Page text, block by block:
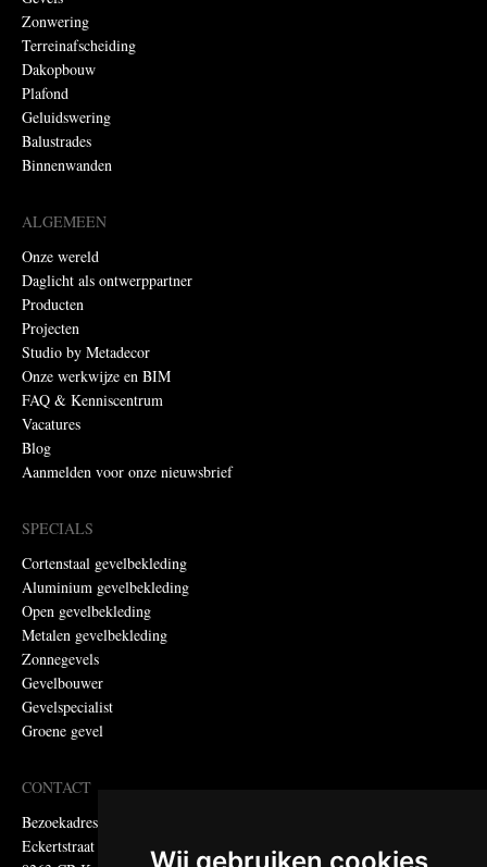
Zonwering
Terreinafscheiding
Dakopbouw
Plafond
Geluidswering
Balustrades
Binnenwanden
ALGEMEEN
Onze wereld
Daglicht als ontwerppartner
Producten
Projecten
Studio by Metadecor
Onze werkwijze en BIM
FAQ & Kenniscentrum
Vacatures
Blog
Aanmelden voor onze nieuwsbrief
SPECIALS
Cortenstaal gevelbekleding
Aluminium gevelbekleding
Open gevelbekleding
Metalen gevelbekleding
Zonnegevels
Gevelbouwer
Gevelspecialist
Groene gevel
CONTACT
Bezoekadres:
Eckertstraat 75